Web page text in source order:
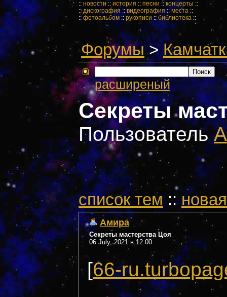
:: новости :: история :: песни :: концерты ::
::дискография :: видеография ::места ::
:: фотоальбом::рукописи::библиотека ::
Форумы>
расширеный
Секреты
Пользователь
cписок тем::
Амира
Секреты мастерства Цоя
06 July, 2021 в 12:00
[66-